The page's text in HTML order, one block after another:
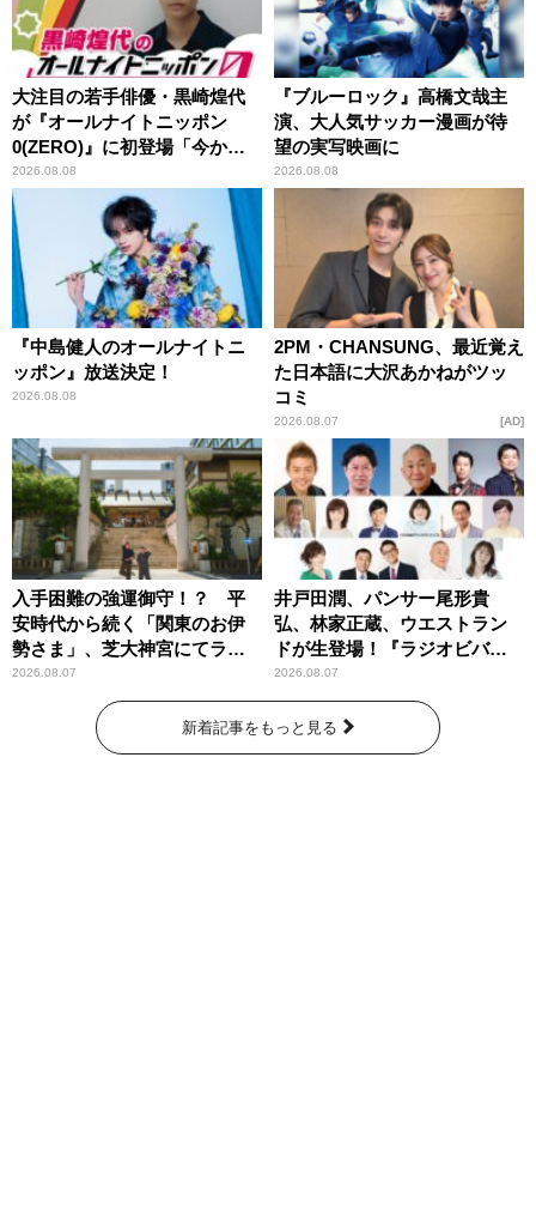
大注目の若手俳優・黒崎煌代
が『オールナイトニッポン
0(ZERO)』に初登場「今から
とてもワクワクしておりま
す！」
2026.08.08
『ブルーロック』高橋文哉主
演、大人気サッカー漫画が待
望の実写映画に
2026.08.08
『中島健人のオールナイトニ
ッポン』放送決定！
2026.08.08
2PM・CHANSUNG、最近覚え
た日本語に大沢あかねがツッ
コミ
2026.08.07 AD
入手困難の強運御守！？ 平
安時代から続く「関東のお伊
勢さま」、芝大神宮にてラン
パンプスが合格祈願！
2026.08.07
井戸田潤、パンサー尾形貴
弘、林家正蔵、ウエストラン
ドが生登場！『ラジオビバリ
ー昼ズ』
2026.08.07
新着記事をもっと見る